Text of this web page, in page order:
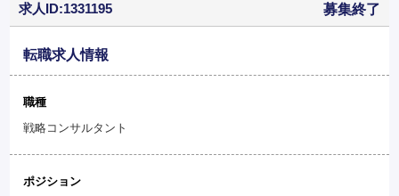
求人ID:1331195 募集終了
転職求人情報
職種
戦略コンサルタント
ポジション